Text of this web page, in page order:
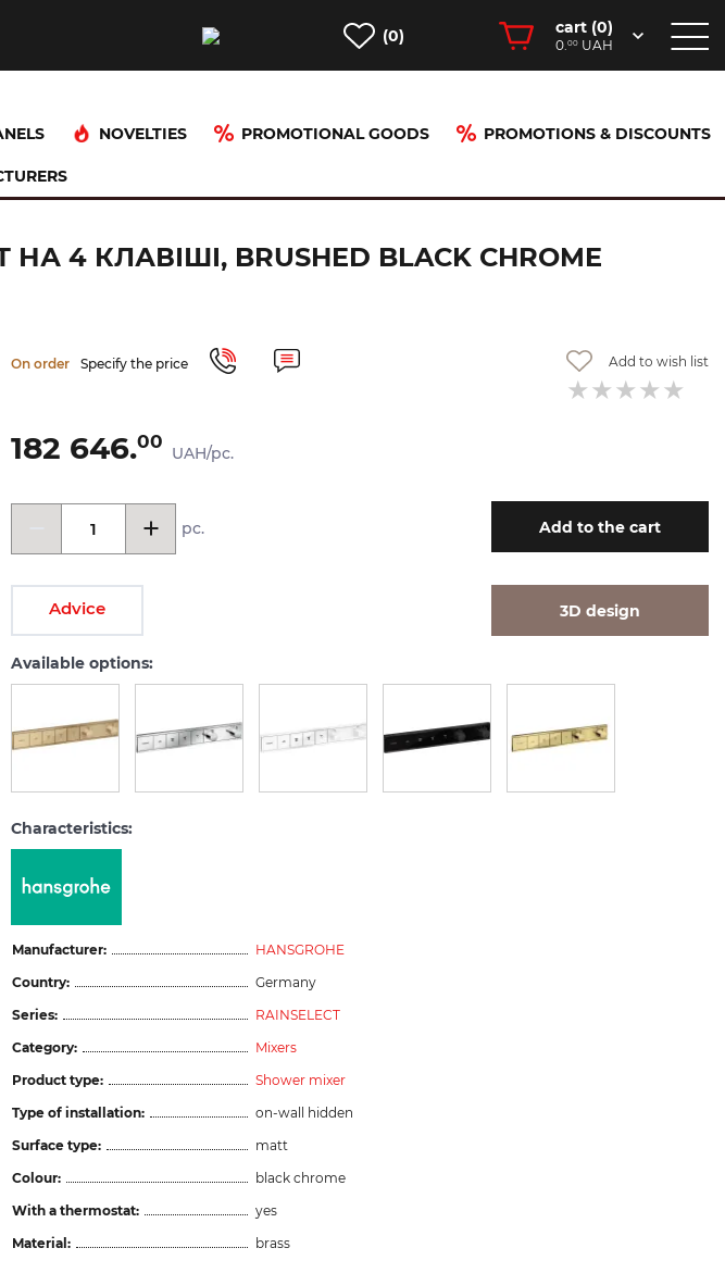
(0) cart (0)
0.00 UAH
NOVELTIES PROMOTIONAL GOODS PROMOTIONS & DISCOUNTS
на 4 клавіші, Brushed Black Chrome (15382340)
4 КЛАВІШІ, BRUSHED BLACK CHROME
On order Specify the price Add to wish list
182 646.00
UAH/pc.
pc. Add to the cart
Advice 3D design
Available options:
Characteristics:
Manufacturer:
HANSGROHE
Country:
Germany
Series:
RAINSELECT
Category:
Mixers
Product type:
Shower mixer
Type of installation:
on-wall hidden
Surface type:
matt
Colour:
black chrome
With a thermostat:
yes
Material:
brass